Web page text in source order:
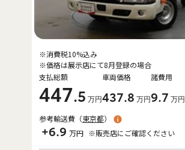
支払総額
447.5 万円
車両価格
437.8 万円
諸費用
9.7 万円
※消費税10%込み
※価格は展示店にて8月登録の場合
参考輸送費（東京都）
+6.9 万円 ※販売店にご確認ください